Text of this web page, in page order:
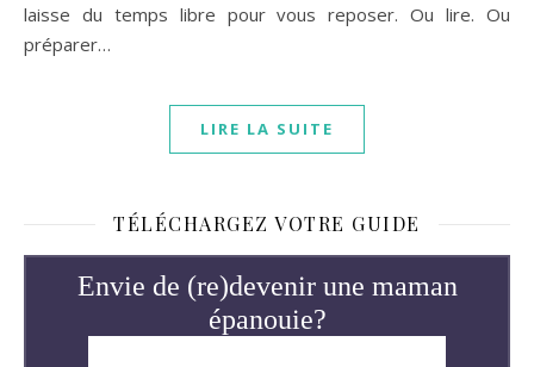
laisse du temps libre pour vous reposer. Ou lire. Ou
préparer…
LIRE LA SUITE
TÉLÉCHARGEZ VOTRE GUIDE